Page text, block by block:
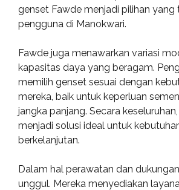
genset Fawde menjadi pilihan yang
pengguna di Manokwari.
Fawde juga menawarkan variasi
kapasitas daya yang beragam.
memilih genset sesuai dengan
mereka, baik untuk keperluan
jangka panjang. Secara
menjadi solusi ideal untuk
berkelanjutan.
Dalam hal perawatan dan
unggul. Mereka menyediakan